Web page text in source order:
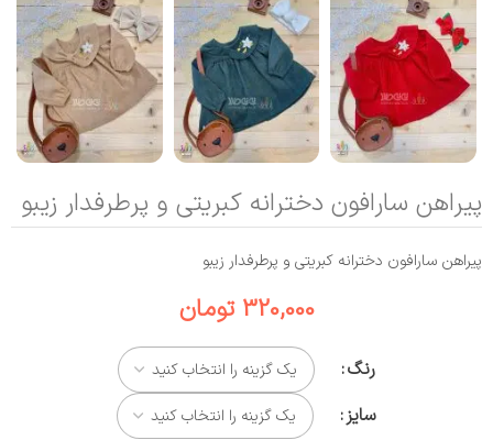
پیراهن سارافون دخترانه کبریتی و پرطرفدار زیبو
پیراهن سارافون دخترانه کبریتی و پرطرفدار زیبو
320,000 تومان
رنگ
سایز